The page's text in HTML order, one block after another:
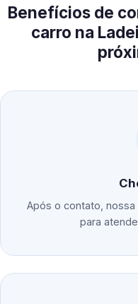
Benefícios de
carro na
Após o contato,
para